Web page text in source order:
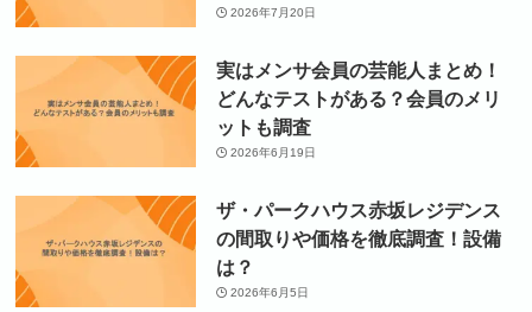
2026年7月20日
実はメンサ会員の芸能人まとめ！
どんなテストがある？会員のメリ
ットも調査
2026年6月19日
ザ・パークハウス赤坂レジデンス
の間取りや価格を徹底調査！設備
は？
2026年6月5日